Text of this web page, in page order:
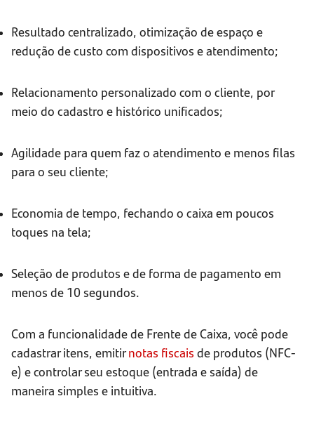
Resultado centralizado, otimização de espaço e
redução de custo com dispositivos e atendimento;
Relacionamento personalizado com o cliente, por
meio do cadastro e histórico unificados;
Agilidade para quem faz o atendimento e menos filas
para o seu cliente;
Economia de tempo, fechando o caixa em poucos
toques na tela;
Seleção de produtos e de forma de pagamento em
menos de 10 segundos.
Com a funcionalidade de Frente de Caixa, você pode
cadastrar itens, emitirnotas fiscais de produtos (NFC-
e) e controlar seu estoque (entrada e saída) de
maneira simples e intuitiva.